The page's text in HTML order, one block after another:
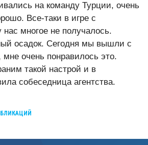
на команду Турции, очень
Все-таки в игре с
нас многое не получалось.
осадок. Сегодня мы вышли с
очень понравилось это.
такой настрой и в
собеседница агентства.